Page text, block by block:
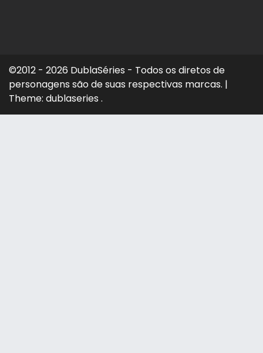
©2012 - 2026 DublaSéries - Todos os diretos de
personagens são de suas respectivas marcas. |
Theme: dublaseries .